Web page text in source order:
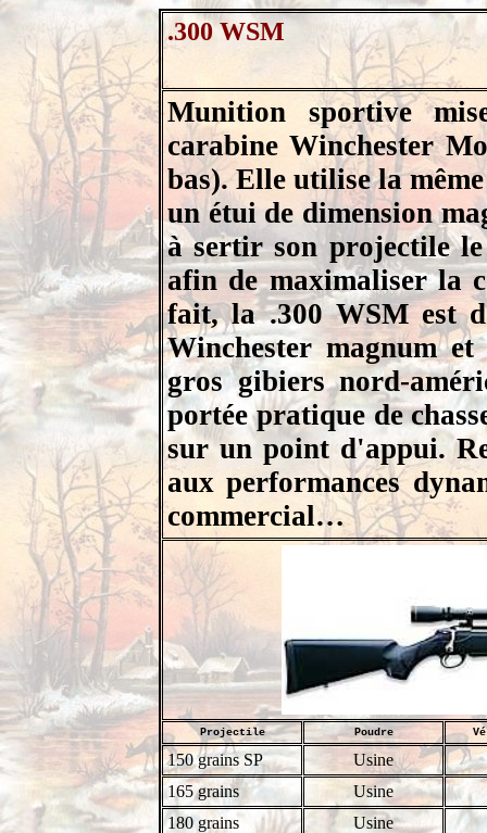
.300 WSM
Munition sportive
carabine Winchester
bas). Elle utilise la
un étui de dimension
à sertir son projectile
afin de maximaliser la
fait, la .300 WSM est
Winchester magnum
gros gibiers nord-
portée pratique de
sur un point d'appui.
aux performances
commercial…
Projectile Poudre
150 grains SP
Usine
165 grains
Usine
180 grains
Usine